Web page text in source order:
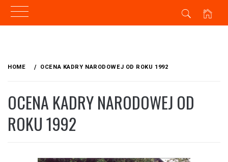
HOME OCENA KADRY NARODOWEJ OD ROKU 1992
OCENA KADRY NARODOWEJ OD
ROKU 1992